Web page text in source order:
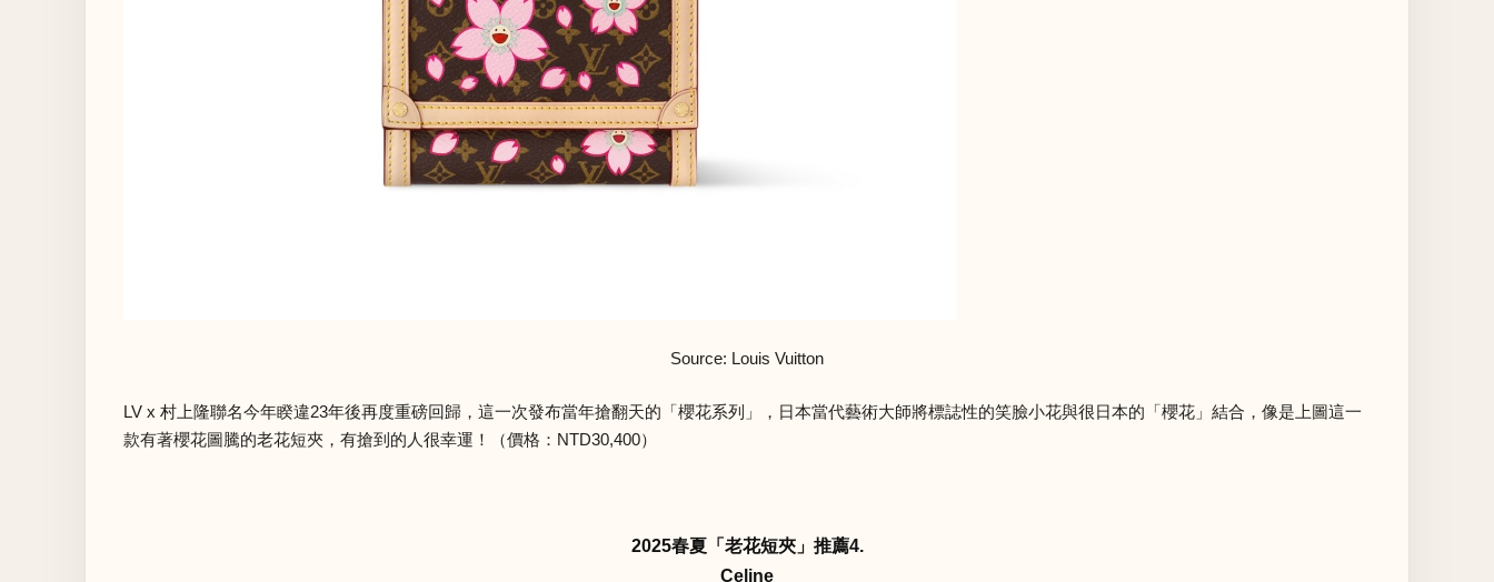
Source: Louis Vuitton
LV x 村上隆聯名今年睽違23年後再度重磅回歸，這一次發布當年搶翻天的「櫻花系列」，日本當代藝術大師將標誌性的笑臉小花與很日本的「櫻花」結合，像是上圖這一
款有著櫻花圖騰的老花短夾，有搶到的人很幸運！（價格：NTD30,400）
2025春夏「老花短夾」推薦4.
Celine